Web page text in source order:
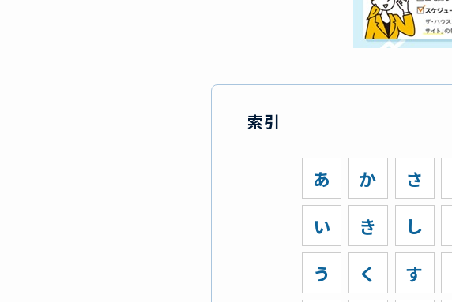
索引
あ
い
う
か
き
く
さ
し
す